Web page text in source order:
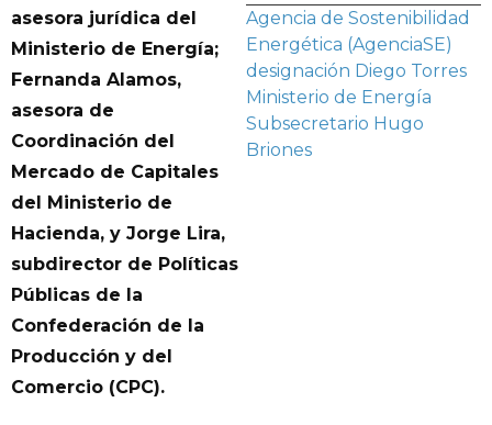
asesora jurídica del
Ministerio de Energía;
Fernanda Alamos,
asesora de
Coordinación del
Mercado de Capitales
del Ministerio de
Hacienda, y Jorge Lira,
subdirector de Políticas
Públicas de la
Confederación de la
Producción y del
Comercio (CPC).
Agencia de Sostenibilidad
Energética (AgenciaSE)
designación Diego Torres
Ministerio de Energía
Subsecretario Hugo
Briones